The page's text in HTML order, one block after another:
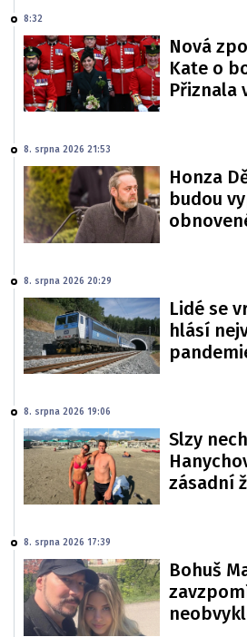
8:32
Nová
Kate o
Přiznala
8. srpna 2026 21:53
Honza
budou
8. srpna 2026 20:29
Lidé se
hlásí
8. srpna 2026 19:06
Slzy
zásadní
8. srpna 2026 17:39
Bohuš